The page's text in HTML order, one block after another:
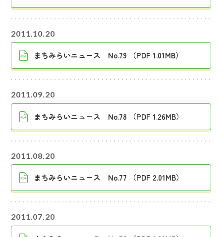
2011.10.20
まちみらいニュース No.79 （PDF 1.01MB）
2011.09.20
まちみらいニュース No.78 （PDF 1.26MB）
2011.08.20
まちみらいニュース No.77 （PDF 2.01MB）
2011.07.20